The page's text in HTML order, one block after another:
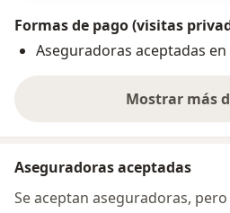
Formas de pago (visitas
Aseguradoras aceptadas
Mostrar más
Aseguradoras aceptadas
Se aceptan aseguradoras,